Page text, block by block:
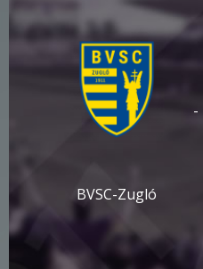
BVSC-Zugló
-